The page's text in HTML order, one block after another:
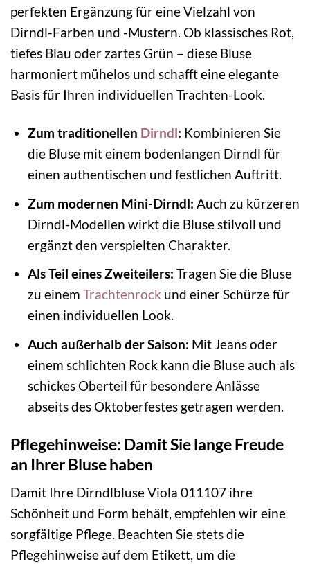
perfekten Ergänzung für eine Vielzahl von
Dirndl-Farben und -Mustern. Ob klassisches Rot,
tiefes Blau oder zartes Grün – diese Bluse
harmoniert mühelos und schafft eine elegante
Basis für Ihren individuellen Trachten-Look.
Zum traditionellen Dirndl: Kombinieren Sie
die Bluse mit einem bodenlangen Dirndl für
einen authentischen und festlichen Auftritt.
Zum modernen Mini-Dirndl: Auch zu kürzeren
Dirndl-Modellen wirkt die Bluse stilvoll und
ergänzt den verspielten Charakter.
Als Teil eines Zweiteilers: Tragen Sie die Bluse
zu einem Trachtenrock und einer Schürze für
einen individuellen Look.
Auch außerhalb der Saison: Mit Jeans oder
einem schlichten Rock kann die Bluse auch als
schickes Oberteil für besondere Anlässe
abseits des Oktoberfestes getragen werden.
Pflegehinweise: Damit Sie lange Freude
an Ihrer Bluse haben
Damit Ihre Dirndlbluse Viola 011107 ihre
Schönheit und Form behält, empfehlen wir eine
sorgfältige Pflege. Beachten Sie stets die
Pflegehinweise auf dem Etikett, um die